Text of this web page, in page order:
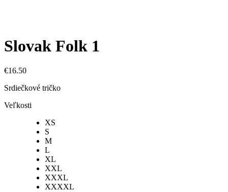
Slovak Folk 1
€16.50
Srdiečkové tričko
Veľkosti
XS
S
M
L
XL
XXL
XXXL
XXXXL